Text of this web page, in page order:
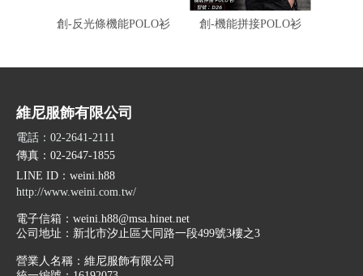
創-反光條機能POLO衫 創-機能拼接POLO衫
維尼服飾有限公司
電話：02-2641-2111
傳真：02-2647-1855
LINE ID ：weini.h88
http://www.weini.com.tw/
電子信箱： weini.h88@msa.hinet.net
公司地址： 新北市汐止區大同路一段499號3樓之3
營業人名稱：維尼服飾有限公司